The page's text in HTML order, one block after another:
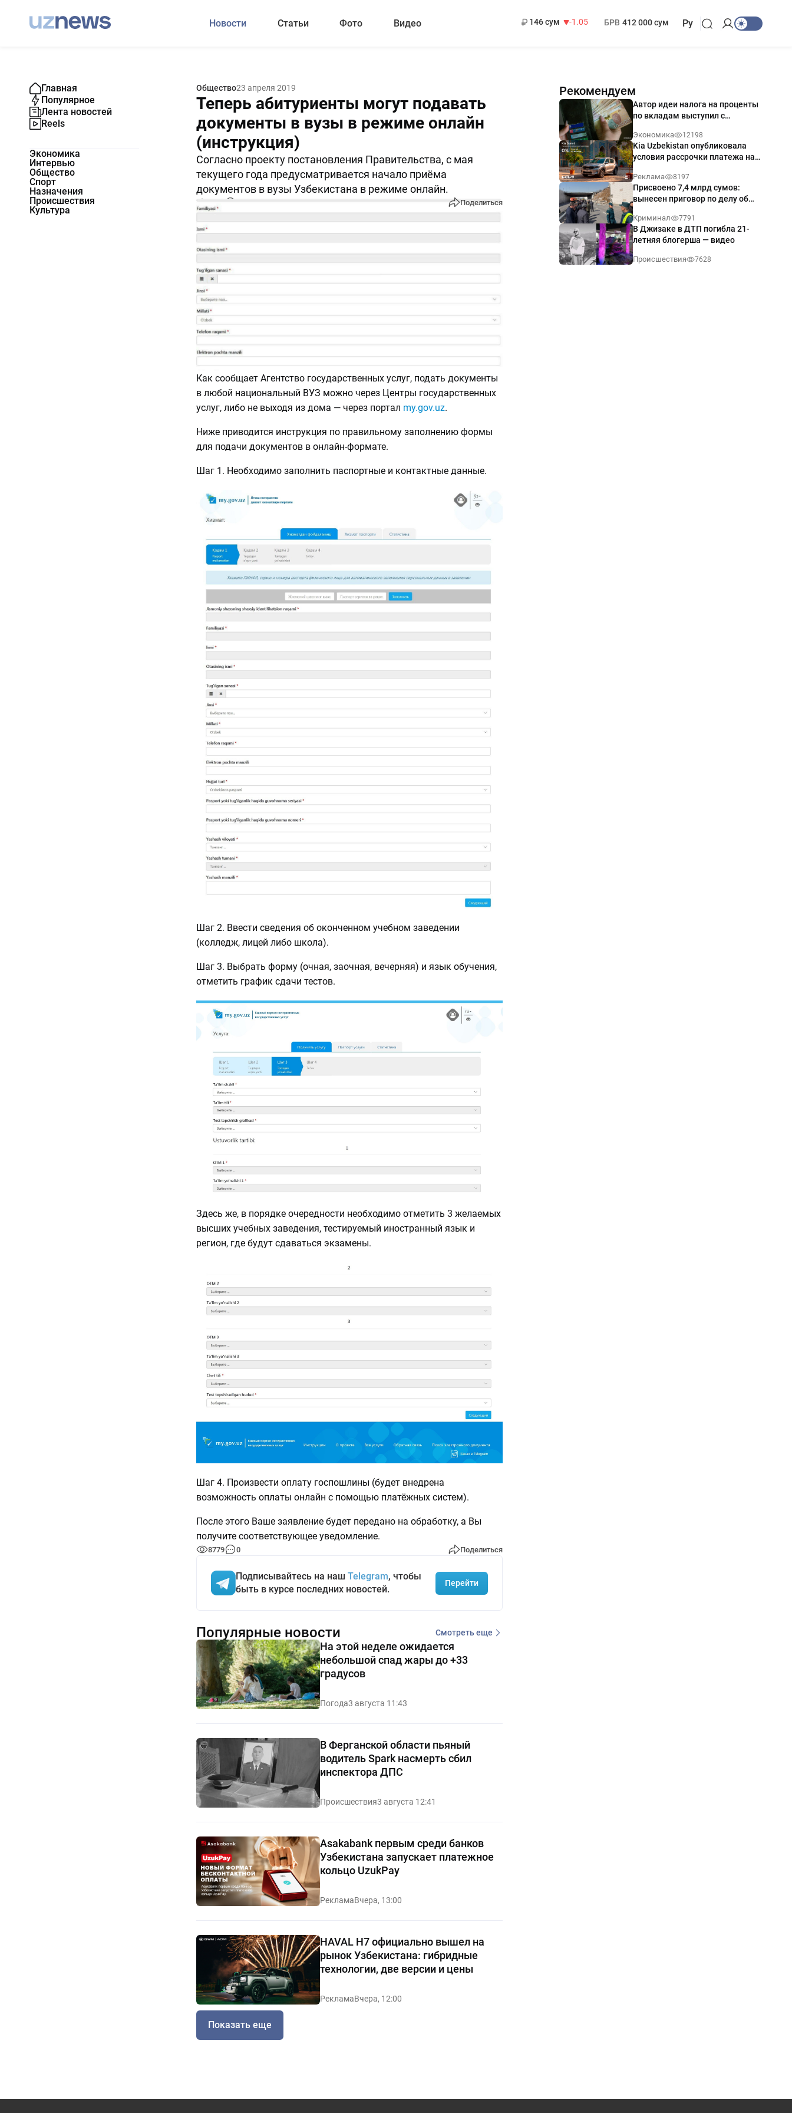
Новости Статьи Фото Видео
146 сум
-1.05
БРВ 412 000 сум Ру
Главная
Популярное
Лента новостей
Reels
Экономика
Интервью
Общество
Спорт
Назначения
Происшествия
Культура
Общество23 апреля 2019
Теперь абитуриенты могут подавать
документы в вузы в режиме онлайн
(инструкция)
Согласно проекту постановления Правительства, с мая
текущего года предусматривается начало приёма
документов в вузы Узбекистана в режиме онлайн.
8779 0 Поделиться
Как сообщает Агентство государственных услуг, подать документы
в любой национальный ВУЗ можно через Центры государственных
услуг, либо не выходя из дома — через портал my.gov.uz.
Ниже приводится инструкция по правильному заполнению формы
для подачи документов в онлайн-формате.
Шаг 1. Необходимо заполнить паспортные и контактные данные.
Шаг 2. Ввести сведения об оконченном учебном заведении
(колледж, лицей либо школа).
Шаг 3. Выбрать форму (очная, заочная, вечерняя) и язык обучения,
отметить график сдачи тестов.
Здесь же, в порядке очередности необходимо отметить 3 желаемых
высших учебных заведения, тестируемый иностранный язык и
регион, где будут сдаваться экзамены.
Шаг 4. Произвести оплату госпошлины (будет внедрена
возможность оплаты онлайн с помощью платёжных систем).
После этого Ваше заявление будет передано на обработку, а Вы
получите соответствующее уведомление.
8779 0 Поделиться
Подписывайтесь на наш Telegram, чтобы
быть в курсе последних новостей.
Перейти
Рекомендуем
Автор идеи налога на проценты
по вкладам выступил с
Экономика 12198
Kia Uzbekistan опубликовала
условия рассрочки платежа на
годовых
Реклама 8197
Присвоено 7,4 млрд сумов:
вынесен приговор по делу об
Ташкенте
Криминал 7791
В Джизаке в ДТП погибла 21-
летняя блогерша — видео
Происшествия 7628
Популярные новости Смотреть еще
На этой неделе ожидается
небольшой спад жары до +33
градусов
Погода3 августа 11:43
В Ферганской области пьяный
водитель Spark насмерть сбил
инспектора ДПС
Происшествия3 августа 12:41
Asakabank первым среди банков
Узбекистана запускает платежное
кольцо UzukPay
РекламаВчера, 13:00
HAVAL H7 официально вышел на
рынок Узбекистана: гибридные
технологии, две версии и цены
РекламаВчера, 12:00
Показать еще